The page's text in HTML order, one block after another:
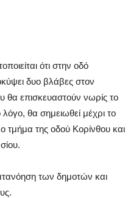
ότι στην οδό
δυο βλάβες στον
θα επισκευαστούν νωρίς το
θα σημειωθεί μέχρι το
τμήμα της οδού Κορίνθου και
των δημοτών και